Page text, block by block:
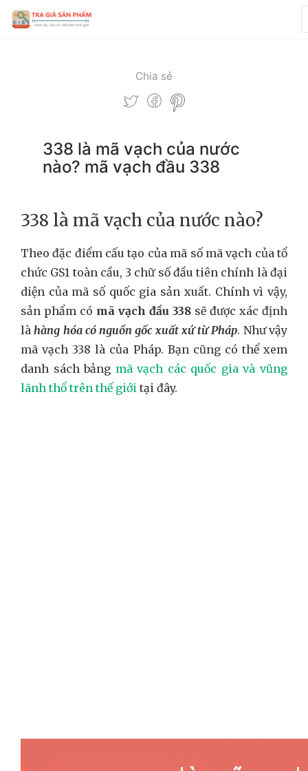
Chia sẻ
338 là mã vạch của nước
nào? mã vạch đầu 338
338 là mã vạch của nước nào?
Theo đặc điểm cấu tạo của mã số mã vạch của tổ
chức GS1 toàn cầu, 3 chữ số đầu tiên chính là đại
diện của mã số quốc gia sản xuất. Chính vì vậy,
sản phẩm có mã vạch đầu 338 sẽ được xác định
làhàng hóa có nguồn gốc xuất xứ từ Pháp. Như vậy
mã vạch 338 là của Pháp. Bạn cũng có thể xem
danh sách bảng mã vạch các quốc gia và vũng
lãnh thổ trên thế giới tại đây.